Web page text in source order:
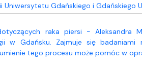
Uniwersytetu Gdańskiego i Gdańskiego
raka piersi - Aleksandra
w Gdańsku. Zajmuje się
tego procesu może pomóc w